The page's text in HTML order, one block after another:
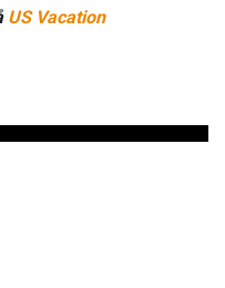
US Vacation